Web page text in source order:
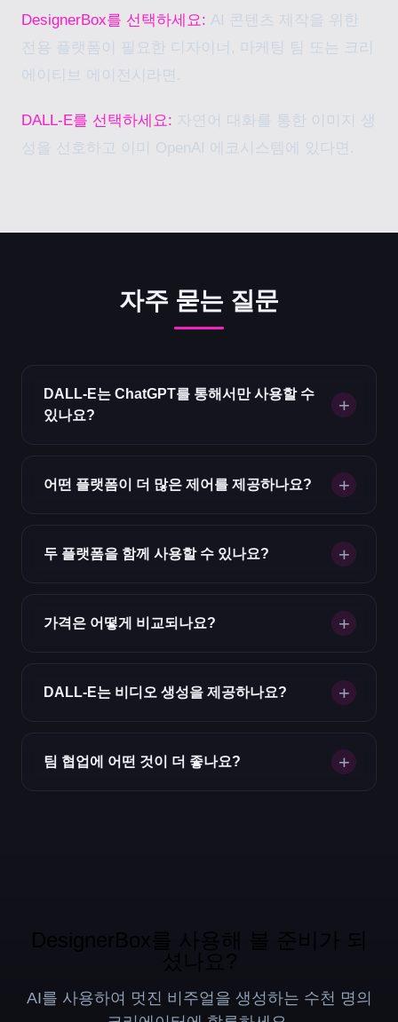
DesignerBox를 선택하세요: AI 콘텐츠 제작을 위한
전용 플랫폼이 필요한 디자이너, 마케팅 팀 또는 크리
에이티브 에이전시라면.
DALL-E를 선택하세요: 자연어 대화를 통한 이미지 생
성을 선호하고 이미 OpenAI 에코시스템에 있다면.
자주 묻는 질문
DALL-E는 ChatGPT를 통해서만 사용할 수
있나요?
어떤 플랫폼이 더 많은 제어를 제공하나요?
두 플랫폼을 함께 사용할 수 있나요?
가격은 어떻게 비교되나요?
DALL-E는 비디오 생성을 제공하나요?
팀 협업에 어떤 것이 더 좋나요?
DesignerBox를 사용해 볼 준비가 되
AI를 사용하여 멋진 비주얼을 생성하는 수천 명의